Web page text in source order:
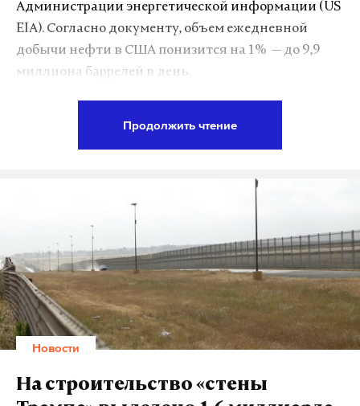
Администрации энергетической информации (US
EIA). Согласно документу, объем ежедневной
добычи нефти в США понизится на 1% — до 9,9
миллиона баррелей в день.
одним фактором увеличения стоимости стал
доклад Американского института нефти (API). В
нем говорится, что за последнюю неделю запасы
сырья в США уменьшились на 8,1 миллиона
баррелей, а запасы бензина — на 0,8 миллиона
баррелей.
Министерство финансов подготовилось к резким
скачкам цен на нефть. Ранее сообщалось, что в
бюджете на 2017 год базовая цена на нефть марки
Urals установлена на уровне 40 долларов за
Продолжить чтение
Новости
На строительство «стены